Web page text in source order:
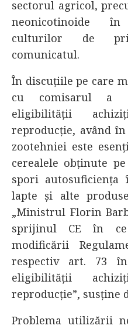
sectorul agricol,
neonicotinoide
culturilor de
comunicatul.
În discuțiile pe care
cu comisarul a
eligibilității
reproducție, având în
zootehniei este
cerealele obținute
spori autosuficiența
lapte și alte
„Ministrul Florin
sprijinul CE în ce
modificării
respectiv art. 73
eligibilității
reproducție”, susține
Problema utilizării